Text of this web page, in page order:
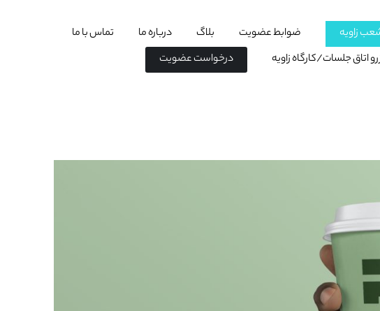
زاویه ضوابط عضویت بلاگ درباره ما
تماس با ما
اتاق جلسات/کارگاه زاویه درخواست عضویت